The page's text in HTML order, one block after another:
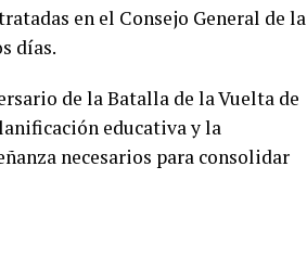
en el Consejo General de la
días.
de la Batalla de la Vuelta de
educativa y la
necesarios para consolidar